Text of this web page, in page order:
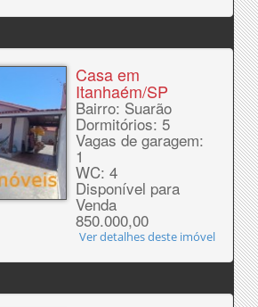
Casa em
Itanhaém/SP
Bairro: Suarão
Dormitórios: 5
Vagas de garagem:
1
WC: 4
Disponível para
Venda
850.000,00
Ver detalhes deste imóvel